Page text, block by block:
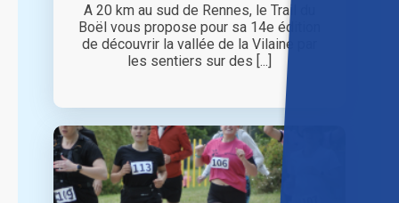
A 20 km au sud de Rennes, le Trail du
Boël vous propose pour sa 14e édition
de découvrir la vallée de la Vilaine par
les sentiers sur des [...]